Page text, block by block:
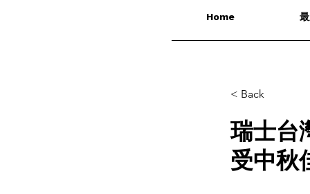
Home
< Back
瑞士台
受中秋